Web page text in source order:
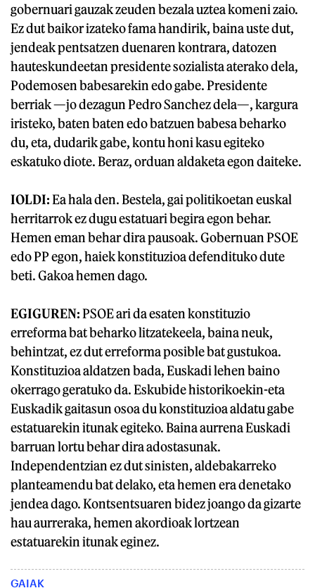
gobernuari gauzak zeuden bezala uztea komeni zaio.
Ez dut baikor izateko fama handirik, baina uste dut,
jendeak pentsatzen duenaren kontrara, datozen
hauteskundeetan presidente sozialista aterako dela,
Podemosen babesarekin edo gabe. Presidente
berriak —jo dezagun Pedro Sanchez dela—, kargura
iristeko, baten baten edo batzuen babesa beharko
du, eta, dudarik gabe, kontu honi kasu egiteko
eskatuko diote. Beraz, orduan aldaketa egon daiteke.
IOLDI:Ea hala den. Bestela, gai politikoetan euskal
herritarrok ez dugu estatuari begira egon behar.
Hemen eman behar dira pausoak. Gobernuan PSOE
edo PP egon, haiek konstituzioa defendituko dute
beti. Gakoa hemen dago.
EGIGUREN:PSOE ari da esaten konstituzio
erreforma bat beharko litzatekeela, baina neuk,
behintzat, ez dut erreforma posible bat gustukoa.
Konstituzioa aldatzen bada, Euskadi lehen baino
okerrago geratuko da. Eskubide historikoekin-eta
Euskadik gaitasun osoa du konstituzioa aldatu gabe
estatuarekin itunak egiteko. Baina aurrena Euskadi
barruan lortu behar dira adostasunak.
Independentzian ez dut sinisten, aldebakarreko
planteamendu bat delako, eta hemen era denetako
jendea dago. Kontsentsuaren bidez joango da gizarte
hau aurreraka, hemen akordioak lortzean
estatuarekin itunak eginez.
GAIAK